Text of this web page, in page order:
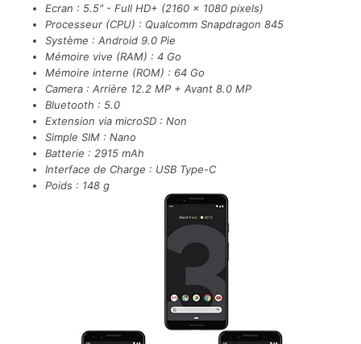
Ecran : 5.5" - Full HD+ (2160 x 1080 pixels)
Processeur (CPU) : Qualcomm Snapdragon 845
Système : Android 9.0 Pie
Mémoire vive (RAM) : 4 Go
Mémoire interne (ROM) : 64 Go
Camera : Arrière 12.2 MP + Avant 8.0 MP
Bluetooth : 5.0
Extension via microSD : Non
Simple SIM : Nano
Batterie : 2915 mAh
Interface de Charge : USB Type-C
Poids : 148 g